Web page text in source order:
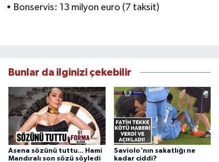
• Bonservis: 13 milyon euro (7 taksit)
Bunlar da ilginizi çekebilir
Asena sözünü tuttu... Hami
Mandıralı son sözü söyledi
Saviolo'nın sakatlığı ne
kadar ciddi?